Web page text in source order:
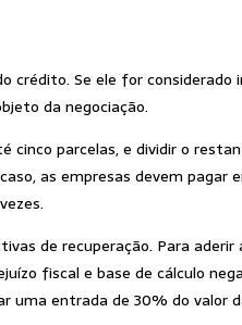
Se ele for
da negociação.
parcelas, e dividir o
as empresas devem
de recuperação. Para
fiscal e base de cálculo
entrada de 30% do valor